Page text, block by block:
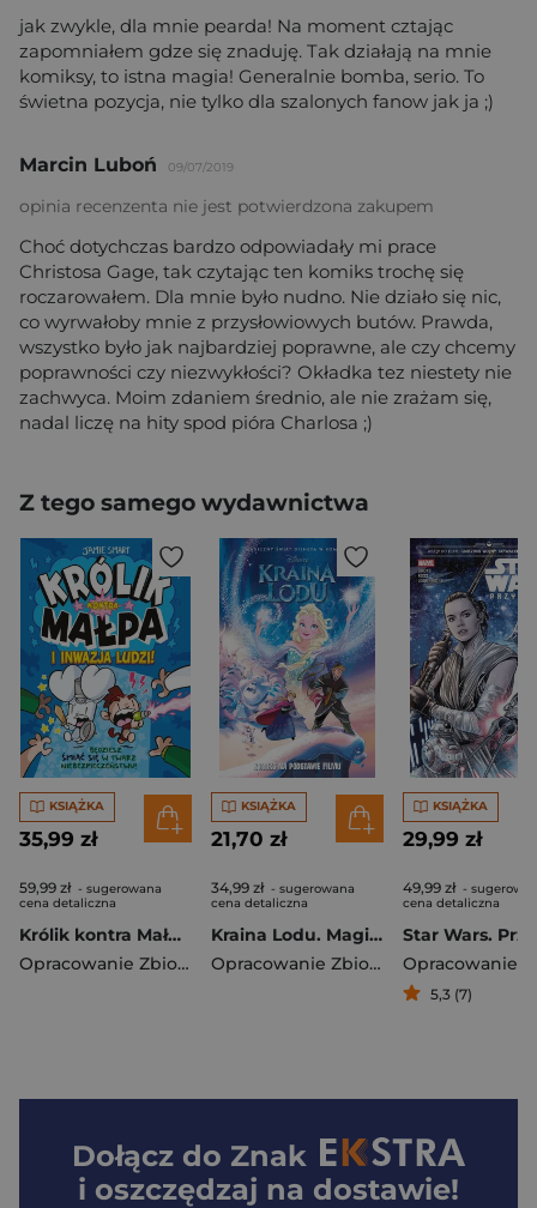
jak zwykle, dla mnie pearda! Na moment cztając
zapomniałem gdze się znaduję. Tak działają na mnie
komiksy, to istna magia! Generalnie bomba, serio. To
świetna pozycja, nie tylko dla szalonych fanow jak ja ;)
Marcin Luboń 09/07/2019
opinia recenzenta nie jest potwierdzona zakupem
Choć dotychczas bardzo odpowiadały mi prace
Christosa Gage, tak czytając ten komiks trochę się
roczarowałem. Dla mnie było nudno. Nie działo się nic,
co wyrwałoby mnie z przysłowiowych butów. Prawda,
wszystko było jak najbardziej poprawne, ale czy chcemy
poprawności czy niezwykłości? Okładka tez niestety nie
zachwyca. Moim zdaniem średnio, ale nie zrażam się,
nadal liczę na hity spod pióra Charlosa ;)
Z tego samego wydawnictwa
KSIĄŻKA
35,99 zł
59,99 zł - sugerowana
cena detaliczna
Królik kontra Małpa i inwazja ludzi! Tom 2
Opracowanie Zbiorowe
KSIĄŻKA
21,70 zł
34,99 zł - sugerowana
cena detaliczna
Kraina Lodu. Magiczny świat Disneya w komiksie
Opracowanie Zbiorowe
KSIĄŻKA
29,99 zł
49,99 zł -
cena detaliczna
5,3 (7)
Dołącz do Znak
i oszczędzaj na dostawie!